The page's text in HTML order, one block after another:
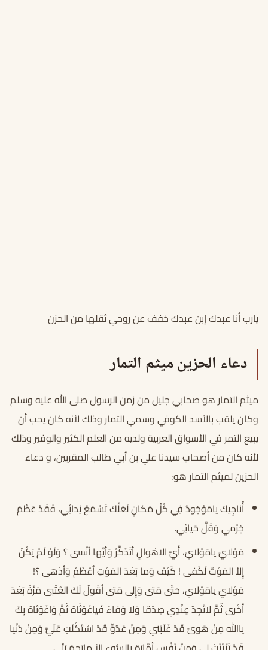
يارب أنا عبدك إبن عبدك خفف عن روحي ثقلها من الحزن
دعاء الحزين ميثم التمار
ميثم التمار هو صحابي جليل من زمن الرسول صلى الله عليه وسلم
وكان يلقب بالأسد الكوفي وسمي التمار وذلك لأنه كان يحب أن
يبيع التمر في الأسواق العربية ولديه من العلم الكثير والوفير وذلك
لأنه كان من أصحاب سيدنا علي بن أبي طالب المقربين، و دعاء
الحزين لميثم التمار هو:
أُناجِيكَ يامَوْجُودُ فِي كُلِّ مَكانٍ لَعَلَّكَ تَسْمَعُ نِدائِي، فَقَدْ عَظُمَ
جُرْمي وَقَلَّ حَيائِي.
مَوْلايَ يامَوْلايَ، أَيَّ الاهْوالِ أتَذَكَّرُ وَأيَّها أنْسى ؟ وَلَوْ لَمْ يَكُنْ
إِلاّ المَوْتُ لَكَفى ! كَيْفَ وَما بَعْدَ المَوْتِ أعْظَمُ وَأدْهى ؟!
مَوْلايَ يامَوْلايَ، حَتّى مَتى وَإِلى مَتى أقُولُ لَكَ العُتْبى مَرَّةً بَعْدَ
أخْرى ثُمَّ لاتَجِدُ عِنْدِي صِدْقا وَلا وَفاءً فَياغَوْثَاهُ ثُمَّ وَاغَوْثاهُ بِكَ
ياالله مِنْ هَوىً قَدْ غَلَبَني وَمِنْ عَدُوٍّ قَدْ اسْتَكْلَبَ عَلَيَّ وَمِنْ دُنْيا